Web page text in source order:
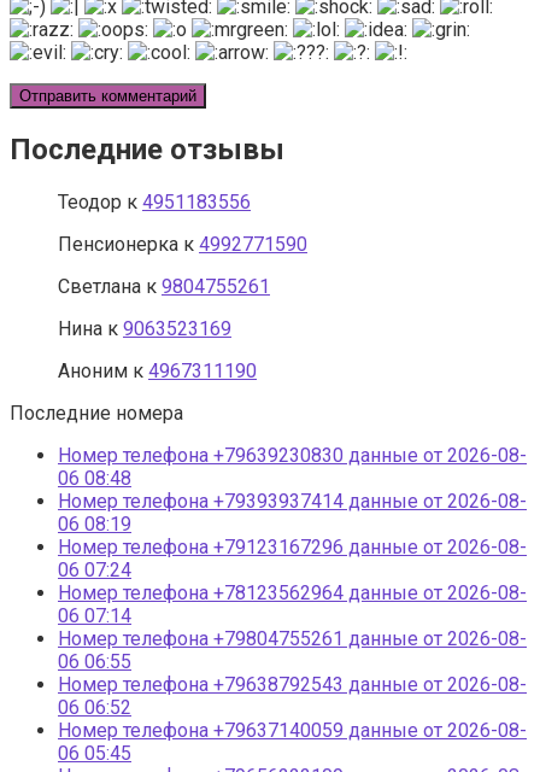
Последние отзывы
Теодор к 4951183556
Пенсионерка к 4992771590
Светлана к 9804755261
Нина к 9063523169
Аноним к 4967311190
Последние номера
Номер телефона +79639230830 данные от 2026-08-
06 08:48
Номер телефона +79393937414 данные от 2026-08-
06 08:19
Номер телефона +79123167296 данные от 2026-08-
06 07:24
Номер телефона +78123562964 данные от 2026-08-
06 07:14
Номер телефона +79804755261 данные от 2026-08-
06 06:55
Номер телефона +79638792543 данные от 2026-08-
06 06:52
Номер телефона +79637140059 данные от 2026-08-
06 05:45